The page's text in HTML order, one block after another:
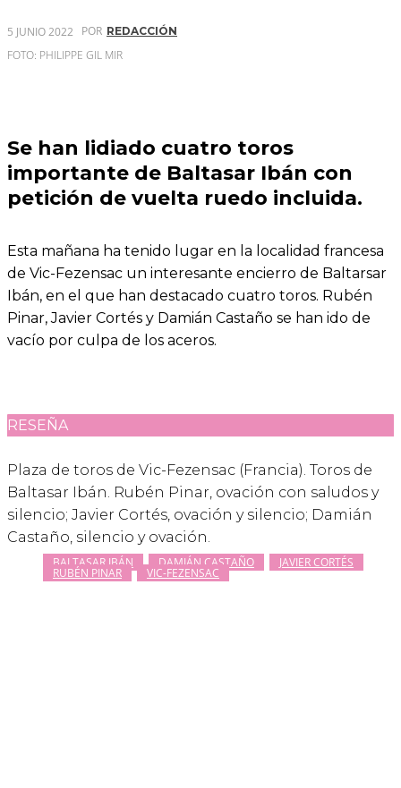
5 JUNIO 2022 POR REDACCIÓN
FOTO: PHILIPPE GIL MIR
Se han lidiado cuatro toros
importante de Baltasar Ibán con
petición de vuelta ruedo incluida.
Esta mañana ha tenido lugar en la localidad francesa
de Vic-Fezensac un interesante encierro de Baltarsar
Ibán, en el que han destacado cuatro toros. Rubén
Pinar, Javier Cortés y Damián Castaño se han ido de
vacío por culpa de los aceros.
RESEÑA
Plaza de toros de Vic-Fezensac (Francia). Toros de
Baltasar Ibán. Rubén Pinar, ovación con saludos y
silencio; Javier Cortés, ovación y silencio; Damián
Castaño, silencio y ovación.
BALTASAR IBÁN DAMIÁN CASTAÑO JAVIER CORTÉS
RUBÉN PINAR VIC-FEZENSAC